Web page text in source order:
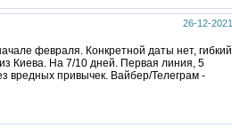
26-12-2021
февраля. Конкретной даты нет, гибкий
Киева. На 7/10 дней. Первая линия, 5
вредных привычек. Вайбер/Телеграм -